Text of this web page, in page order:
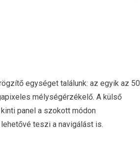
egységet találunk: az egyik az 50
mélységérzékelő. A külső
panel a szokott módon
teszi a navigálást is.